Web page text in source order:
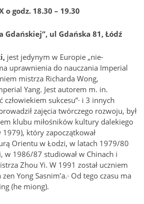
o godz. 18.30 – 19.30
Gdańskiej”, ul Gdańska 81, Łódź
jest jedynym w Europie „nie-
uprawnienia do nauczania Imperial
mistrza Richarda Wong,
Yang. Jest autorem m. in.
człowiekiem sukcesu”· i 3 innych
zajęcia twórczego rozwoju, był
klubu miłośników kultury dalekiego
1979), który zapoczątkował
Orientu w Łodzi, w latach 1979/80
w 1986/87 studiował w Chinach i
Zhou Yi. W 1991 został uczniem
Yong Sasnim’a.· Od tego czasu ma
(he miong).